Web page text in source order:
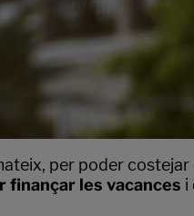
per poder
finançar les vacances i